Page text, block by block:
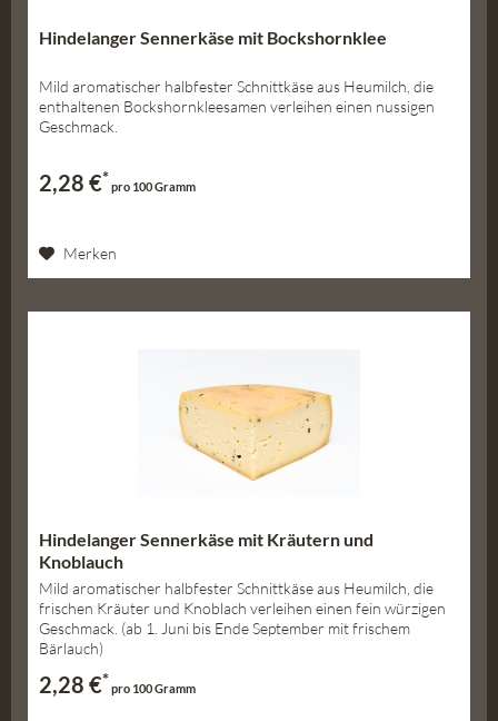
Hindelanger Sennerkäse mit Bockshornklee
Mild aromatischer halbfester Schnittkäse aus Heumilch, die
enthaltenen Bockshornkleesamen verleihen einen nussigen
Geschmack.
2,28 €*pro 100 Gramm
Merken
Hindelanger Sennerkäse mit Kräutern und
Knoblauch
Mild aromatischer halbfester Schnittkäse aus Heumilch, die
frischen Kräuter und Knoblach verleihen einen fein würzigen
Geschmack. (ab 1. Juni bis Ende September mit frischem
Bärlauch)
2,28 €*pro 100 Gramm